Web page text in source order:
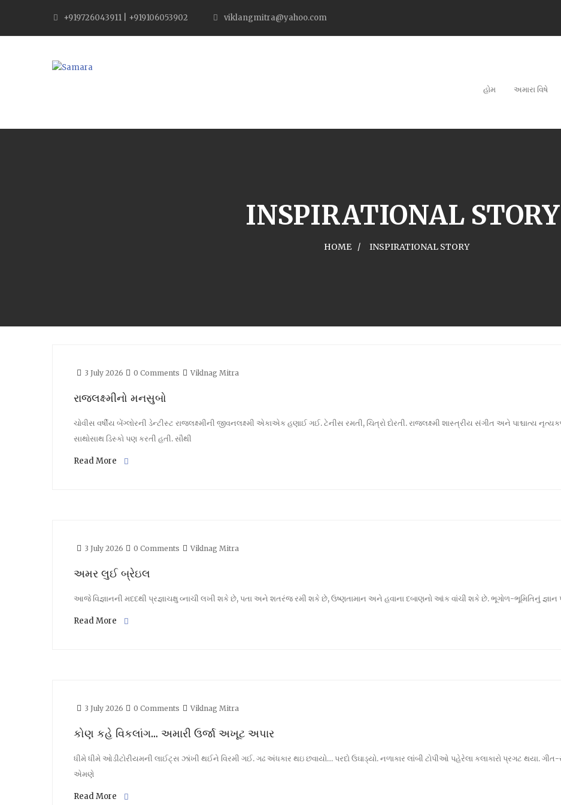
+919726043911 | +919106053902 viklangmitra@yahoo.com
હોમ અમારા વિષે
INSPIRATIONAL STORY
HOME INSPIRATIONAL STORY
3 July 2026 0 Comments Viklnag Mitra
રાજલક્ષ્મીનો મનસુબો
ચોવીસ વર્ષીય બેંગ્લોરની ડેન્ટીસ્ટ રાજલક્ષ્મીની જીવનલક્ષ્મી એકાએક હણાઈ ગઈ. ટેનીસ રમતી, ચિત્રો દોરતી. રાજલક્ષ્મી શાસ્ત્રીય સંગીત અને પાશ્ચાત્ય
સાથોસાથ ડિસ્કો પણ કરતી હતી. સૌથી
Read More
3 July 2026 0 Comments Viklnag Mitra
અમર લુઈ બ્રેઇલ
આજે વિજ્ઞાનની મદદથી પ્રજ્ઞાચક્ષુ વ્નાચી લખી શકે છે, પતા અને શતરંજ રમી શકે છે, ઉષ્ણતામાન અને હવાના દબાણનો આંક વાંચી શકે છે. ભૂગોળ-ભૂમિતિનું
Read More
3 July 2026 0 Comments Viklnag Mitra
કોણ કહે વિકલાંગ… અમારી ઉર્જા અખૂટ અપાર
ધીમે ધીમે ઓડીટોરીયમની લાઈટ્સ ઝાંખી થઈને વિરમી ગઈ. ગઢ અંધકાર થઇ છવાયો… પરદો ઉઘાડ્યો. નળાકાર લાંબી ટોપીઓ પહેરેલા કલાકારો પ્રગટ થયા.
એમણે
Read More